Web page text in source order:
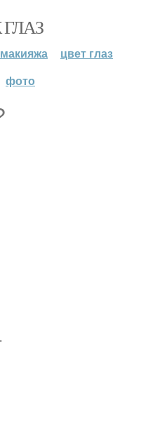
цвет глаз
фото